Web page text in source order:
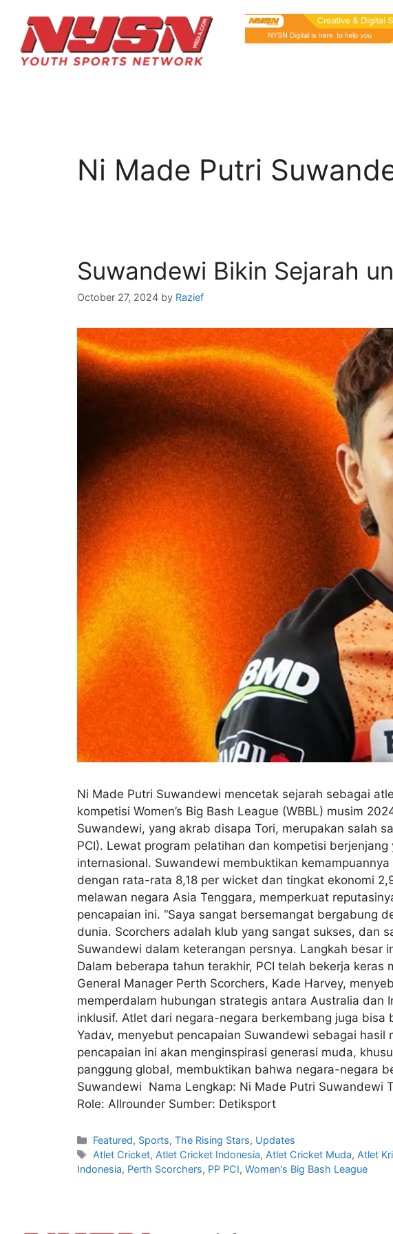
Ni Made Putri
Suwandewi Bikin Sejarah
October 27, 2024 by Razief
Ni Made Putri Suwandewi mencetak sejarah sebagai
kompetisi Women’s Big Bash League (WBBL) musim
Suwandewi, yang akrab disapa Tori, merupakan salah
PCI). Lewat program pelatihan dan kompetisi
internasional. Suwandewi membuktikan
dengan rata-rata 8,18 per wicket dan tingkat ekonomi
melawan negara Asia Tenggara, memperkuat
pencapaian ini. “Saya sangat bersemangat bergabung
dunia. Scorchers adalah klub yang sangat sukses, dan
Suwandewi dalam keterangan persnya. Langkah besar
Dalam beberapa tahun terakhir, PCI telah bekerja
General Manager Perth Scorchers, Kade Harvey,
memperdalam hubungan strategis antara Australia dan
inklusif. Atlet dari negara-negara berkembang juga bisa
Yadav, menyebut pencapaian Suwandewi sebagai
pencapaian ini akan menginspirasi generasi muda,
panggung global, membuktikan bahwa negara-negara
Suwandewi Nama Lengkap: Ni Made Putri Suwandewi
Role: Allrounder Sumber: Detiksport
Featured, Sports,The Rising Stars, Updates
Atlet Cricket, Atlet Cricket Indonesia, Atlet Cricket Muda, Atlet
Indonesia, Perth Scorchers, PP PCI, Women's Big Bash League